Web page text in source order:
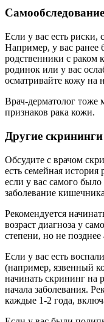
Если у вас есть риски,
Например, у вас ранее
родственники с
родинок или у вас
осматривайте кожу на
Врач-дерматолог тоже
признаков рака кожи.
Другие скрининги
Обсудите с врачом
есть семейная
если у вас самого
заболевание
Рекомендуется
возраст диагноза у
степени, но не позднее
Если у вас есть
(например, язвенный
начинать скрининг на
начала заболевания.
каждые 1-2 года,